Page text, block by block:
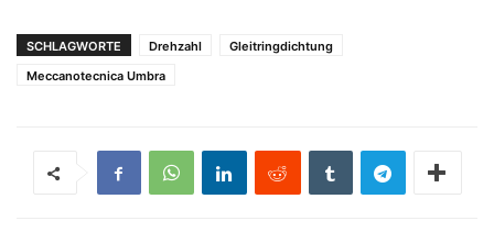
SCHLAGWORTE Drehzahl
Gleitringdichtung
Meccanotecnica Umbra